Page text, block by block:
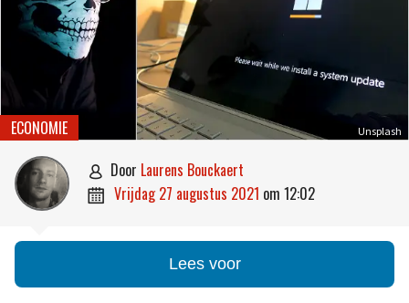
Unsplash
ECONOMIE
 door Laurens Bouckaert
 vrijdag 27 augustus 2021 om 12:02
Lees voor